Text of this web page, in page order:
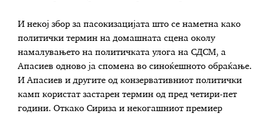
И некој збор за пасокизацијата што се наметна како
политички термин на домашната сцена околу
намалувањето на политичката улога на СДСМ, а
Апасиев одново ја спомена во синоќешното обраќање.
И Апасиев и другите од конзервативниот политички
камп користат застарен термин од пред четири-пет
години. Откако Сириза и некогашниот премиер